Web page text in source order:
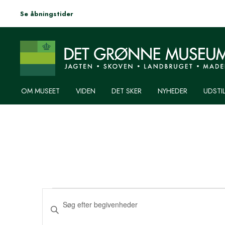
Se åbningstider
OM MUSEET VIDEN DET SKER NYHEDER
BEGIVENHEDER
BEGIVENHEDER-
SØGNING
nøgleord.